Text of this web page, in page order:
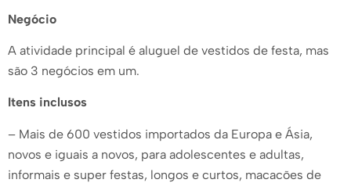
Negócio
A atividade principal é aluguel de vestidos de festa, mas
são 3 negócios em um.
Itens inclusos
– Mais de 600 vestidos importados da Europa e Ásia,
novos e iguais a novos, para adolescentes e adultas,
informais e super festas, longos e curtos, macacões de